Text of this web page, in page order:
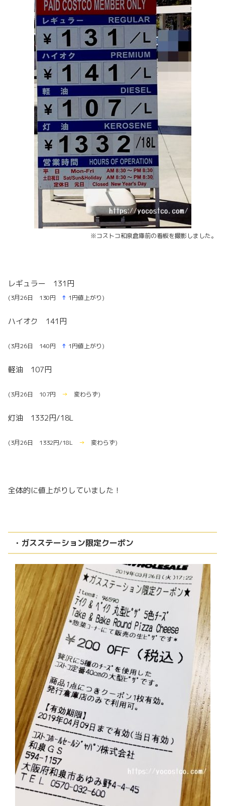
※コストコ和泉倉庫前の看板を撮影しました。
レギュラー 131円
(3月26日 130円 ↑ 1円値上がり)
ハイオク 141円
(3月26日 140円 ↑ 1円値上がり)
軽油 107円
(3月26日 107円 → 変わらず)
灯油 1332円/18L
(3月26日 1332円/18L → 変わらず)
全体的に値上がりしていました！
・ガスステーション限定クーポン